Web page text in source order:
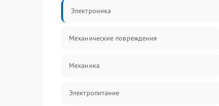
Электроника
Механические повреждения
Механика
Электропитание